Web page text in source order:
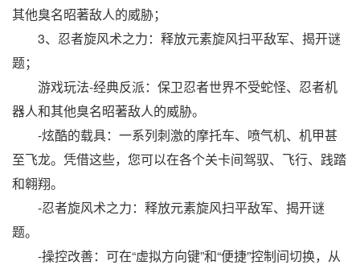
其他臭名昭著敌人的威胁；
3、忍者旋风术之力：释放元素旋风扫平敌军、揭开谜
题；
游戏玩法-经典反派：保卫忍者世界不受蛇怪、忍者机
器人和其他臭名昭著敌人的威胁。
-炫酷的载具：一系列刺激的摩托车、喷气机、机甲甚
至飞龙。凭借这些，您可以在各个关卡间驾驭、飞行、践踏
和翱翔。
-忍者旋风术之力：释放元素旋风扫平敌军、揭开谜
题。
-操控改善：可在“虚拟方向键”和“便捷”控制间切换，从